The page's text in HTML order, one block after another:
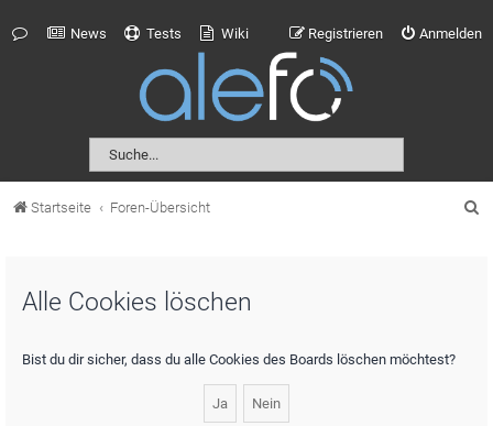
News Tests Wiki Anmelden
Registrieren
Startseite Foren-Übersicht
Alle Cookies löschen
Bist du dir sicher, dass du alle Cookies des Boards löschen möchtest?